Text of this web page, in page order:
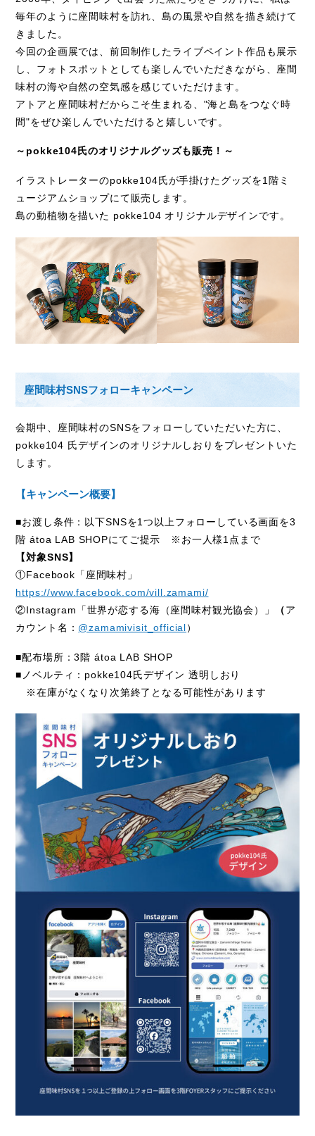
毎年のように座間味村を訪れ、島の風景や自然を描き続けて
きました。
今回の企画展では、前回制作したライブペイント作品も展示
し、フォトスポットとしても楽しんでいただきながら、座間
味村の海や自然の空気感を感じていただけます。
アトアと座間味村だからこそ生まれる、 "海と島をつなぐ時
間"をぜひ楽しんでいただけると嬉しいです。
～pokke104氏のオリジナルグッズも販売！～
イラストレーターのpokke104氏が手掛けたグッズを1 階ミ
ュージアムショップにて販売します。
島の動植物を描いた pokke104 オリジナルデザインです。
座間味村SNSフォローキャンペーン
会期中、座間味村のSNSをフォローしていただいた方に、
pokke104 氏デザインのオリジナルしおりをプレゼントいた
します。
【キャンペーン概要】
■お渡し条件：以下SNSを1つ以上フォローしている画面を3
階 átoa LAB SHOPにてご提示 ※お一人様1点まで
【対象SNS】
①Facebook「座間味村」
https://www.facebook.com/vill.zamami/
②Instagram「世界が恋する海（座間味村観光協会）」
（ア
カウント名： @zamamivisit_official）
■配布場所：3階 átoa LAB SHOP
■ノベルティ： pokke104氏デザイン 透明しおり
※在庫がなくなり次第終了となる可能性があります